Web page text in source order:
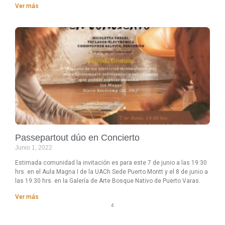
Ver más
Passepartout dúo en Concierto
Junio 1, 2022
Estimada comunidad la invitación es para este 7 de junio a las 19:30
hrs. en el Aula Magna I de la UACh Sede Puerto Montt y el 8 de junio a
las 19:30 hrs. en la Galería de Arte Bosque Nativo de Puerto Varas.
Ver más
4